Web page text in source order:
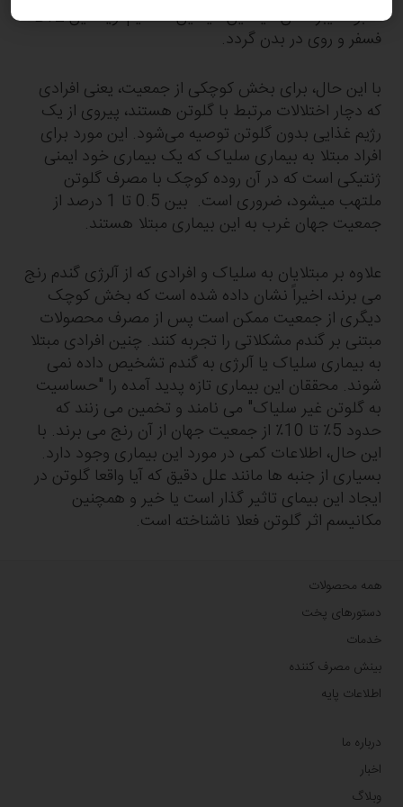
کمبود فیبر، آهن، نیاسین، تیامین، کلسیم، ویتامین B12،
فسفر و روی در بدن گردد.
با این حال، برای بخش کوچکی از جمعیت، یعنی افرادی
که دچار اختلالات مرتبط با گلوتن هستند، پیروی از یک
رژیم غذایی بدون گلوتن توصیه می‌شود. این مورد برای
افراد مبتلا به بیماری سلیاک که یک بیماری خود ایمنی
ژنتیکی است که در آن روده کوچک با مصرف گلوتن
ملتهب میشود، ضروری است. بین 0.5 تا 1 درصد از
جمعیت جهان غرب به این بیماری مبتلا هستند.
علاوه بر مبتلایان به سلیاک و افرادی که از آلرژی گندم رنج
می برند، اخیراً نشان داده شده است که بخش کوچک
دیگری از جمعیت ممکن است پس از مصرف محصولات
مبتنی بر گندم مشکلاتی را تجربه کنند. چنین افرادی مبتلا
به بیماری سلیاک یا آلرژی به گندم تشخیص داده نمی
شوند. محققان این بیماری تازه پدید آمده را "حساسیت
به گلوتن غیر سلیاک" می نامند و تخمین می زنند که
حدود 5٪ تا 10٪ از جمعیت جهان از آن رنج می برند. با
این حال، اطلاعات کمی در مورد این بیماری وجود دارد.
بسیاری از جنبه ها مانند علل دقیق که آیا واقعا گلوتن در
ایجاد این بیمای تاثیر گذار است یا خیر و همچنین
مکانیسم اثر گلوتن فعلا ناشناخته است.
همه محصولات
دستورهای پخت
خدمات
بینش مصرف کننده
اطلاعات پایه
درباره ما
اخبار
وبلاگ